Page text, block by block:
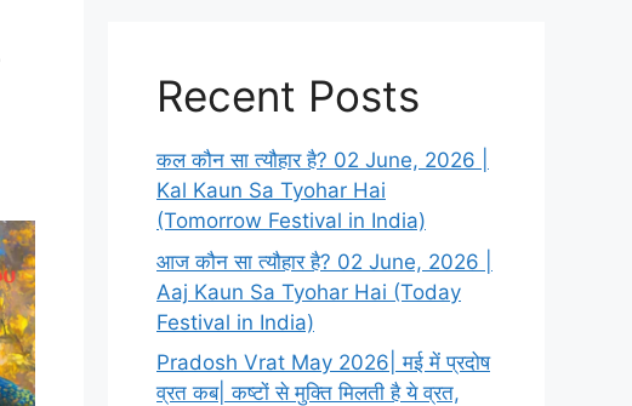
Recent Posts
कल कौन सा त्यौहार है? 02 June, 2026 |
Kal Kaun Sa Tyohar Hai
(Tomorrow Festival in India)
आज कौन सा त्यौहार है? 02 June, 2026 |
Aaj Kaun Sa Tyohar Hai (Today
Festival in India)
Pradosh Vrat May 2026| मई में प्रदोष
व्रत कब| कष्टों से मुक्ति मिलती है ये व्रत,